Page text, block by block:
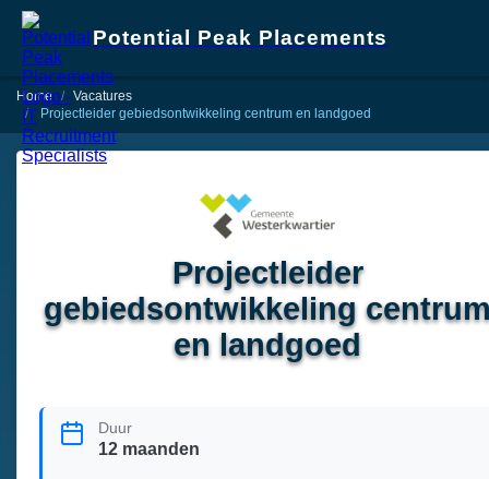
Potential Peak Placements
Home
Vacatures
Projectleider gebiedsontwikkeling centrum en landgoed
Projectleider
gebiedsontwikkeling
en landgoed
Duur
12 maanden